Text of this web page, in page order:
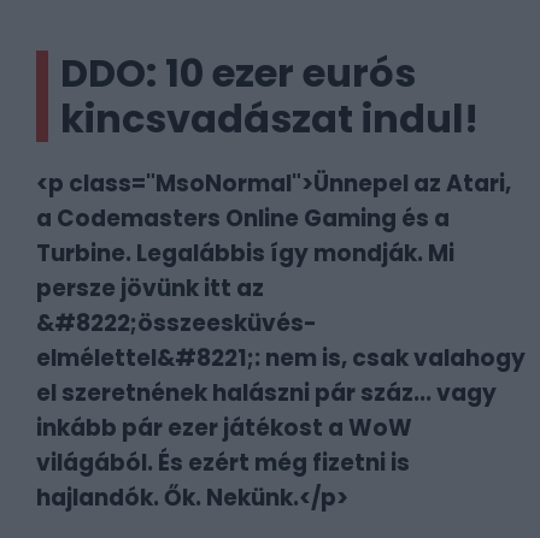
DDO: 10 ezer eurós
kincsvadászat indul!
<p class="MsoNormal">Ünnepel az Atari,
a Codemasters Online Gaming és a
Turbine. Legalábbis így mondják. Mi
persze jövünk itt az
&#8222;összeesküvés-
elmélettel&#8221;: nem is, csak valahogy
el szeretnének halászni pár száz... vagy
inkább pár ezer játékost a WoW
világából. És ezért még fizetni is
hajlandók. Ők. Nekünk.</p>